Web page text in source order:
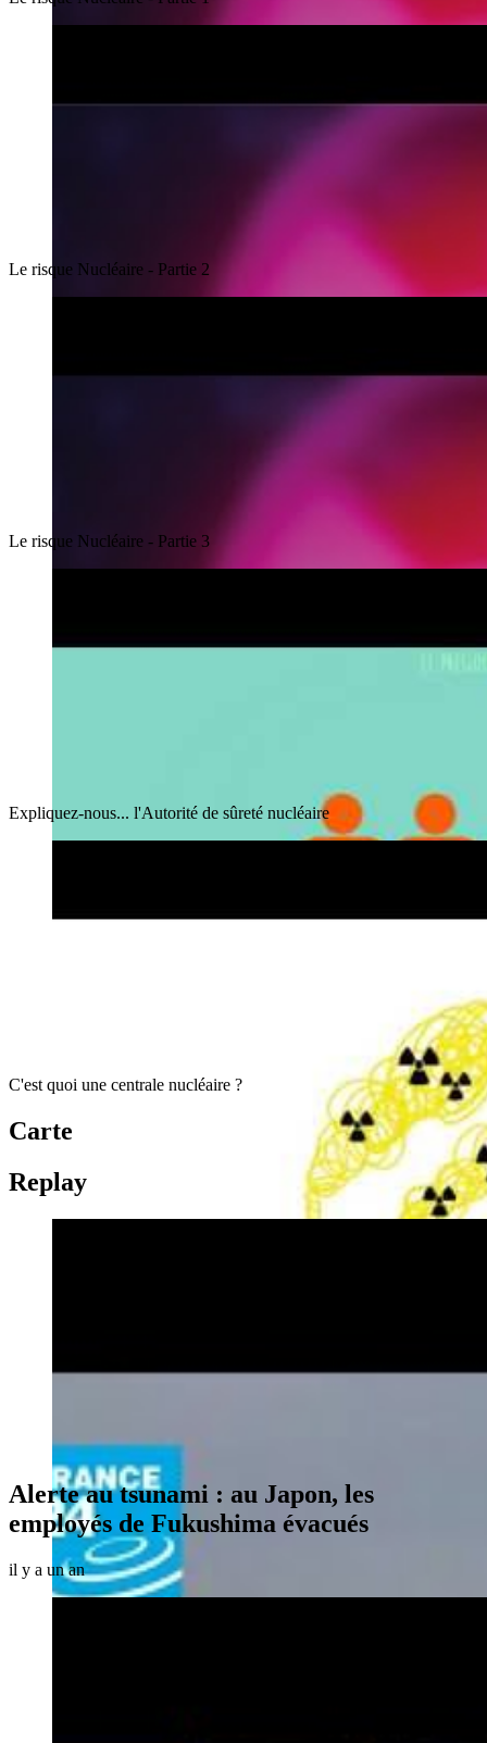
Le risque Nucléaire - Partie 2
Le risque Nucléaire - Partie 3
Expliquez-nous... l'Autorité de sûreté nucléaire
C'est quoi une centrale nucléaire ?
Carte
Replay
Alerte au tsunami : au Japon, les
employés de Fukushima évacués
il y a un an